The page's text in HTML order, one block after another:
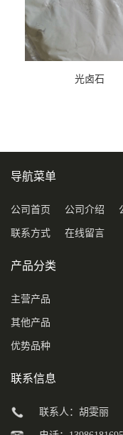
光卤石
导航菜单
公司首页 公司介绍
联系方式 在线留言
产品分类
主营产品
其他产品
优势品种
联系信息
联系人：胡雯丽